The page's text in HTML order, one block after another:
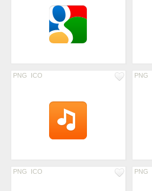
PNG ICO PNG
PNG ICO PNG